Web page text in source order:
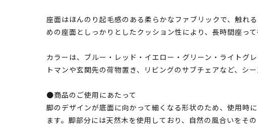
座面はほんのり起毛感のある柔らかなファブリックで、触れ
めの座面としっかりとしたクッション性により、長時間座って
カラーは、ブルー・レッド・イエロー・グリーン・ライトグ
トマンや玄関先の荷物置き、リビングのサブチェアなど、シ
●商品のご使用にあたって
脚のデザインが底面に向かって細くなる形状のため、使用時
ます。脚部分には天然木を使用しており、自然の風合いをそ